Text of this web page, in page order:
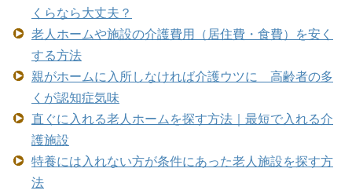
くらなら大丈夫？
老人ホームや施設の介護費用（居住費・食費）を安く
する方法
親がホームに入所しなければ介護ウツに 高齢者の多
くが認知症気味
直ぐに入れる老人ホームを探す方法｜最短で入れる介
護施設
特養には入れない方が条件にあった老人施設を探す方
法